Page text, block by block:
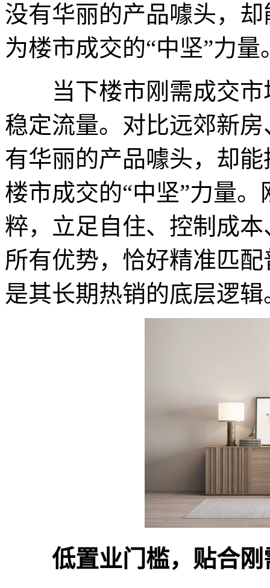
没有华丽的产品噱头，
为楼市成交的“中坚”力量
当下楼市刚需成交市
稳定流量。对比远郊新
有华丽的产品噱头，却
楼市成交的“中坚”力量
粹，立足自住、控制成
所有优势，恰好精准匹
是其长期热销的底层逻辑
低置业门槛，贴合